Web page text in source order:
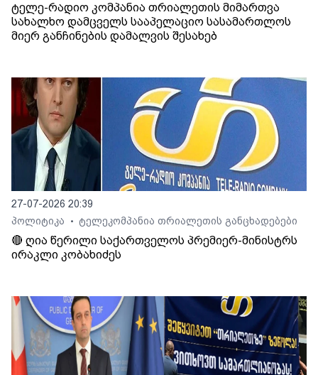
ტელე-რადიო კომპანია თრიალეთის მიმართვა
სახალხო დამცველს სააპელაციო სასამართლოს
მიერ განჩინების დამალვის შესახებ
27-07-2026 20:39
პოლიტიკა
• ტელეკომპანია თრიალეთის განცხადებები
🔴 ღია წერილი საქართველოს პრემიერ-მინისტრს
ირაკლი კობახიძეს